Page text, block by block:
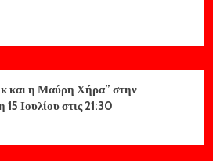
και η Μαύρη Χήρα” στην
Ιουλίου στις 21:30